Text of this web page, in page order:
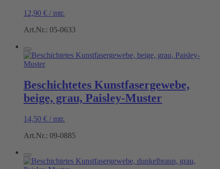
12,90 € / mtr.
Art.Nr.: 05-0633
Beschichtetes Kunstfasergewebe,
beige, grau, Paisley-Muster
14,50 € / mtr.
Art.Nr.: 09-0885